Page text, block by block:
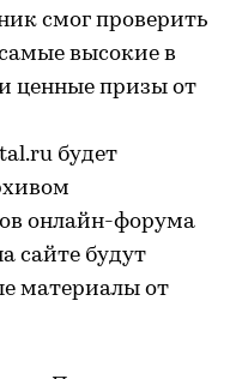
смог проверить
высокие в
ценные призы от
будет
онлайн-форума
сайте будут
материалы от